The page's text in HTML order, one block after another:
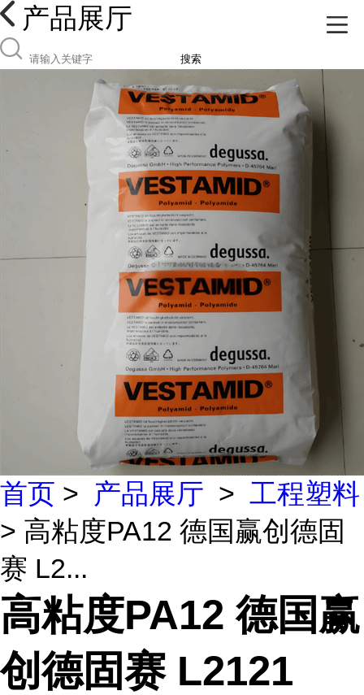
产品展厅
搜索
首页 > 产品展厅 > 工程塑料
> 高粘度PA12 德国赢创德固
赛 L2...
高粘度PA12 德国赢
创德固赛 L2121